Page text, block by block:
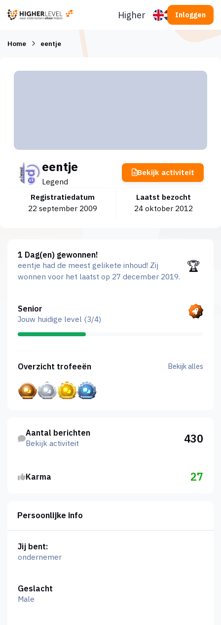
Higherlevel Inloggen
Home eentje
eentje
Legend
Registratiedatum
22 september 2009
Laatst bezocht
24 oktober 2012
Bekijk activiteit
1 Dag(en) gewonnen!
eentje had de meest gelikete inhoud! Zij
wonnen voor het laatst op 27 december 2019.
🏆
Senior
Jouw huidige level (3/4)
Overzicht trofeeën
Bekijk alles
Aantal berichten
Bekijk activiteit
430
Karma 27
Persoonlijke info
Jij bent:
ondernemer
Geslacht
Male